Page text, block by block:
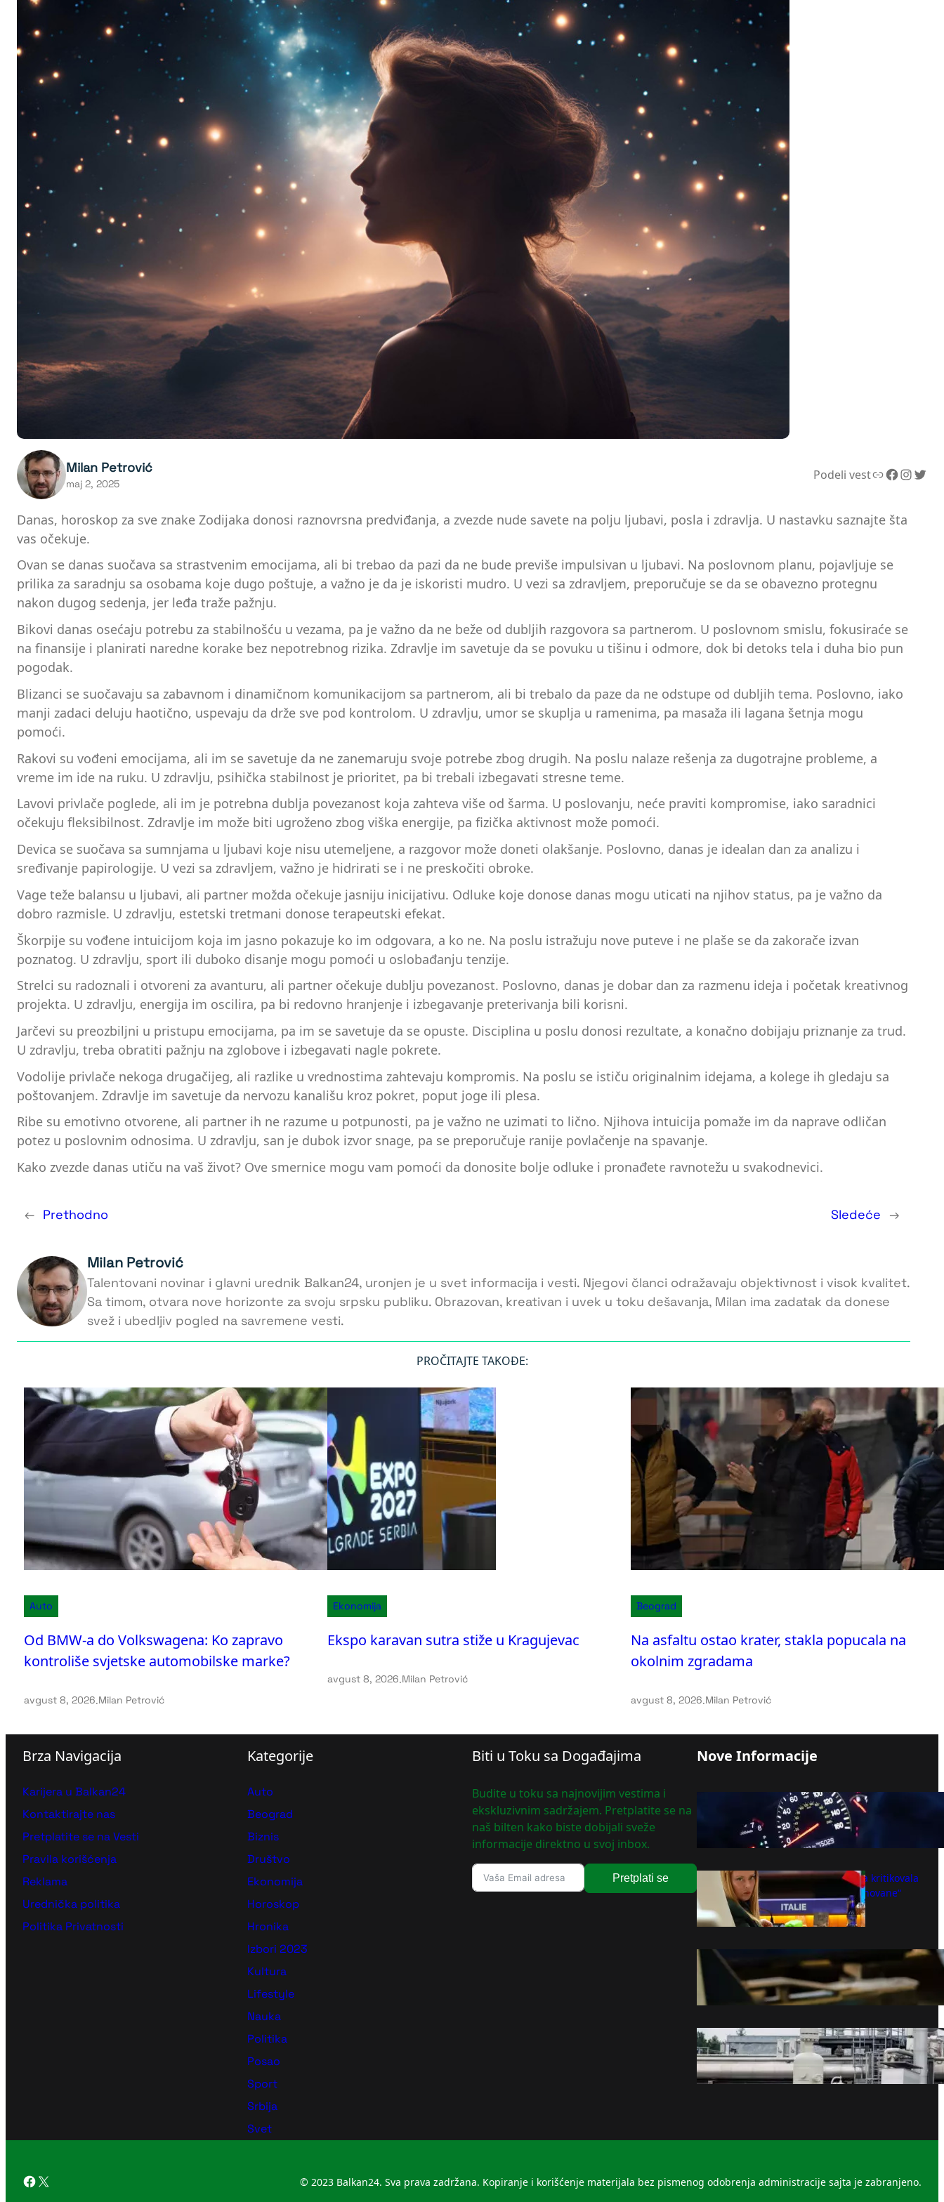
Milan Petrović
maj 2, 2025
Podeli vestLink Facebook InstagramTwitter
Danas, horoskop za sve znake Zodijaka donosi raznovrsna predviđanja, a zvezde nude savete na polju ljubavi, posla i zdravlja. U nastavku saznajte šta
vas očekuje.
Ovan se danas suočava sa strastvenim emocijama, ali bi trebao da pazi da ne bude previše impulsivan u ljubavi. Na poslovnom planu, pojavljuje se
prilika za saradnju sa osobama koje dugo poštuje, a važno je da je iskoristi mudro. U vezi sa zdravljem, preporučuje se da se obavezno protegnu
nakon dugog sedenja, jer leđa traže pažnju.
Bikovi danas osećaju potrebu za stabilnošću u vezama, pa je važno da ne beže od dubljih razgovora sa partnerom. U poslovnom smislu, fokusiraće se
na finansije i planirati naredne korake bez nepotrebnog rizika. Zdravlje im savetuje da se povuku u tišinu i odmore, dok bi detoks tela i duha bio pun
pogodak.
Blizanci se suočavaju sa zabavnom i dinamičnom komunikacijom sa partnerom, ali bi trebalo da paze da ne odstupe od dubljih tema. Poslovno, iako
manji zadaci deluju haotično, uspevaju da drže sve pod kontrolom. U zdravlju, umor se skuplja u ramenima, pa masaža ili lagana šetnja mogu
pomoći.
Rakovi su vođeni emocijama, ali im se savetuje da ne zanemaruju svoje potrebe zbog drugih. Na poslu nalaze rešenja za dugotrajne probleme, a
vreme im ide na ruku. U zdravlju, psihička stabilnost je prioritet, pa bi trebali izbegavati stresne teme.
Lavovi privlače poglede, ali im je potrebna dublja povezanost koja zahteva više od šarma. U poslovanju, neće praviti kompromise, iako saradnici
očekuju fleksibilnost. Zdravlje im može biti ugroženo zbog viška energije, pa fizička aktivnost može pomoći.
Devica se suočava sa sumnjama u ljubavi koje nisu utemeljene, a razgovor može doneti olakšanje. Poslovno, danas je idealan dan za analizu i
sređivanje papirologije. U vezi sa zdravljem, važno je hidrirati se i ne preskočiti obroke.
Vage teže balansu u ljubavi, ali partner možda očekuje jasniju inicijativu. Odluke koje donose danas mogu uticati na njihov status, pa je važno da
dobro razmisle. U zdravlju, estetski tretmani donose terapeutski efekat.
Škorpije su vođene intuicijom koja im jasno pokazuje ko im odgovara, a ko ne. Na poslu istražuju nove puteve i ne plaše se da zakorače izvan
poznatog. U zdravlju, sport ili duboko disanje mogu pomoći u oslobađanju tenzije.
Strelci su radoznali i otvoreni za avanturu, ali partner očekuje dublju povezanost. Poslovno, danas je dobar dan za razmenu ideja i početak kreativnog
projekta. U zdravlju, energija im oscilira, pa bi redovno hranjenje i izbegavanje preterivanja bili korisni.
Jarčevi su preozbiljni u pristupu emocijama, pa im se savetuje da se opuste. Disciplina u poslu donosi rezultate, a konačno dobijaju priznanje za trud.
U zdravlju, treba obratiti pažnju na zglobove i izbegavati nagle pokrete.
Vodolije privlače nekoga drugačijeg, ali razlike u vrednostima zahtevaju kompromis. Na poslu se ističu originalnim idejama, a kolege ih gledaju sa
poštovanjem. Zdravlje im savetuje da nervozu kanališu kroz pokret, poput joge ili plesa.
Ribe su emotivno otvorene, ali partner ih ne razume u potpunosti, pa je važno ne uzimati to lično. Njihova intuicija pomaže im da naprave odličan
potez u poslovnim odnosima. U zdravlju, san je dubok izvor snage, pa se preporučuje ranije povlačenje na spavanje.
Kako zvezde danas utiču na vaš život? Ove smernice mogu vam pomoći da donosite bolje odluke i pronađete ravnotežu u svakodnevici.
← Prethodno Sledeće →
Milan Petrović
Talentovani novinar i glavni urednik Balkan24, uronjen je u svet informacija i vesti. Njegovi članci odražavaju objektivnost i visok kvalitet.
Sa timom, otvara nove horizonte za svoju srpsku publiku. Obrazovan, kreativan i uvek u toku dešavanja, Milan ima zadatak da donese
svež i ubedljiv pogled na savremene vesti.
PROČITAJTE TAKOĐE:
Auto
Od BMW-a do Volkswagena: Ko zapravo
kontroliše svjetske automobilske marke?
avgust 8, 2026.Milan Petrović
Ekonomija
Ekspo karavan sutra stiže u Kragujevac
avgust 8, 2026.Milan Petrović
Beograd
Na asfaltu ostao krater, stakla popucala na
okolnim zgradama
avgust 8, 2026.Milan Petrović
Brza Navigacija
Karijera u Balkan24
Kontaktirajte nas
Pretplatite se na Vesti
Pravila korišćenja
Reklama
Urednička politika
Politika Privatnosti
Kategorije
Auto
Beograd
Biznis
Društvo
Ekonomija
Horoskop
Hronika
Izbori 2023
Kultura
Lifestyle
Nauka
Politika
Posao
Sport
Srbija
Svet
Biti u Toku sa Događajima
Budite u toku sa najnovijim vestima i
ekskluzivnim sadržajem. Pretplatite se na
naš bilten kako biste dobijali sveže
informacije direktno u svoj inbox.
Pretplati se
Nove Informacije
Crvena, žuta, zelena ili plava:
Šta znače lampice na
instrument tabli automobila?
avgust 8, 2026
Italijanska opozicija kritikovala
Meloni zbog „neosnovane“
krize sa Španijom
avgust 8, 2026
Zašto nove gume treba staviti
na zadnju osovinu?
avgust 8, 2026
Zalihe gasa u Evropi pale na
rekordno nizak nivo
avgust 8, 2026
Facebook
X © 2023 Balkan24. Sva prava zadržana. Kopiranje i korišćenje materijala bez pismenog odobrenja administracije sajta je zabranjeno.